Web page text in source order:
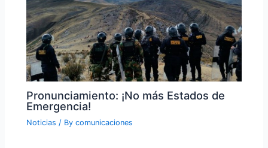
Pronunciamiento: ¡No más Estados de
Emergencia!
Noticias / Bycomunicaciones